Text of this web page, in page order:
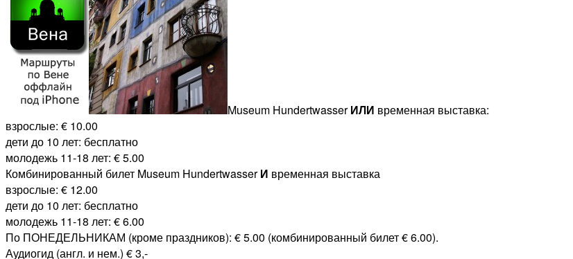
Museum HundertwasserИЛИ временная выставка:
взрослые: € 10.00
дети до 10 лет: бесплатно
молодежь 11-18 лет: € 5.00
Комбинированный билет Museum HundertwasserИ временная выставка
взрослые: € 12.00
дети до 10 лет: бесплатно
молодежь 11-18 лет: € 6.00
По ПОНЕДЕЛЬНИКАМ (кроме праздников): € 5.00 (комбинированный билет € 6.00).
Аудиогид (англ. и нем.) € 3,-